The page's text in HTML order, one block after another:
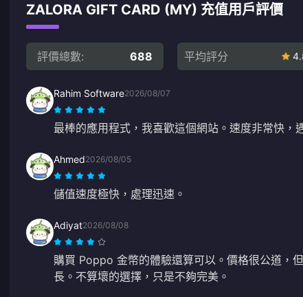
ZALORA GIFT CARD (MY) 充值用戶評價
評價總數: 688 平均評分
Rahim Software2026/08/07
最棒的應用程式，我喜歡這個網站。速度非常快，
Ahmed2026/08/05
儲值速度極快，處理迅速。
Adiyat2026/08/08
購買 Poppo 金幣的體驗還算可以。價格很公道，
長。不算壞的選擇，只是不夠完美。